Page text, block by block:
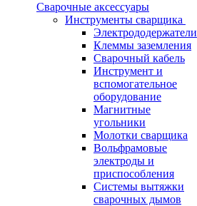
Сварочные аксессуары
Инструменты сварщика
Электрододержатели
Клеммы заземления
Сварочный кабель
Инструмент и
вспомогательное
оборудование
Магнитные
угольники
Молотки сварщика
Вольфрамовые
электроды и
приспособления
Системы вытяжки
сварочных дымов